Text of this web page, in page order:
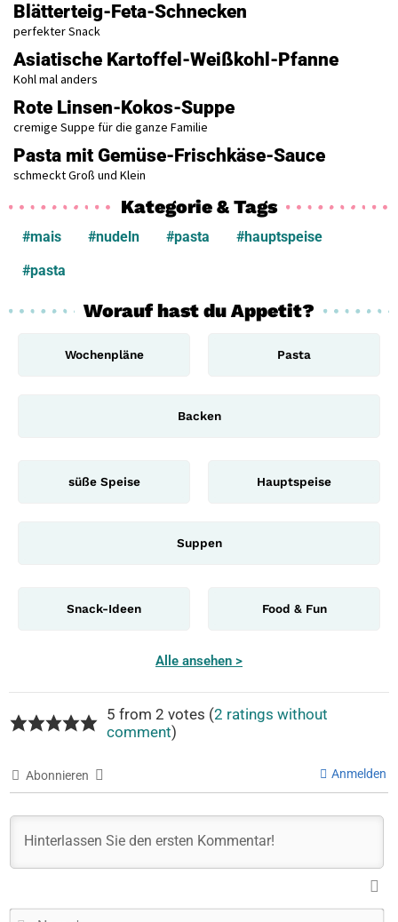
Blätterteig-Feta-Schnecken
perfekter Snack
Asiatische Kartoffel-Weißkohl-Pfanne
Kohl mal anders
Rote Linsen-Kokos-Suppe
cremige Suppe für die ganze Familie
Pasta mit Gemüse-Frischkäse-Sauce
schmeckt Groß und Klein
Kategorie & Tags
#mais #nudeln #pasta
#hauptspeise
#pasta
Worauf hast du Appetit?
Wochenpläne Pasta
Backen
süße Speise Hauptspeise
Suppen
Snack-Ideen Food & Fun
Alle ansehen >
5 from 2 votes (2 ratings without
comment)
Abonnieren Anmelden